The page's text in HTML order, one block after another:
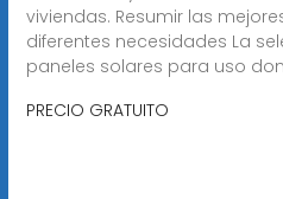
viviendas. Resumir las
diferentes necesidades La
paneles solares para uso
PRECIO GRATUITO